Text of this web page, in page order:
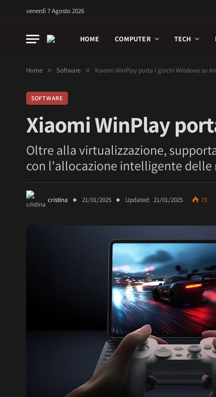
venerdì 7 Agosto 2026
HOME COMPUTER TECH
Home » Software » Xiaomi WinPlay porta i giochi Windows su
SOFTWARE
Xiaomi WinPlay
Oltre alla virtualizzazione,
con l'allocazione intelligente delle
cristina 21/01/2025 Updated: 21/01/2025 73